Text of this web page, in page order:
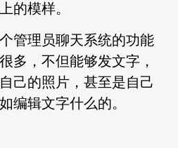
的模样。
管理员聊天系统的功能
多，不但能够发文字，
己的照片，甚至是自己
编辑文字什么的。